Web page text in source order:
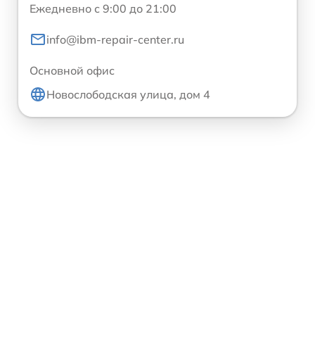
Ежедневно с 9:00 до 21:00
info@ibm-repair-center.ru
Основной офис
Новослободская улица, дом 4